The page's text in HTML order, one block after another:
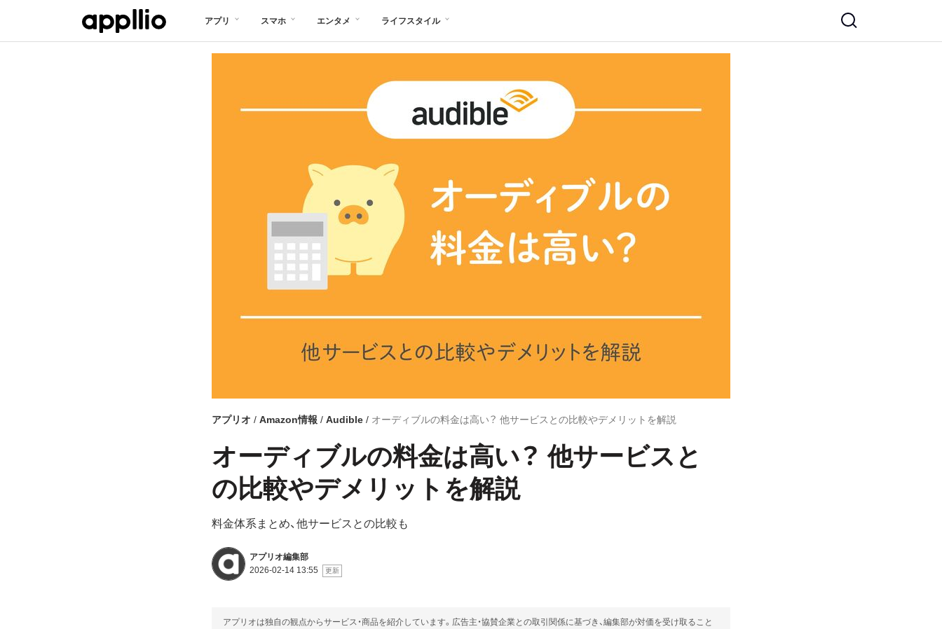
アプリ スマホ エンタメ ライフスタイル
アプリオ Amazon情報 Audible オーディブルの料金は高い？ 他サービスとの比較やデメリットを解説
オーディブルの料金は高い？ 他サービスと
の比較やデメリットを解説
料金体系まとめ、他サービスとの比較も
アプリオ編集部
2026-02-14 13:55
アプリオは独自の観点からサービス・商品を紹介しています。広告主・協賛企業との取引関係に基づき、編集部が対価を受け取ること